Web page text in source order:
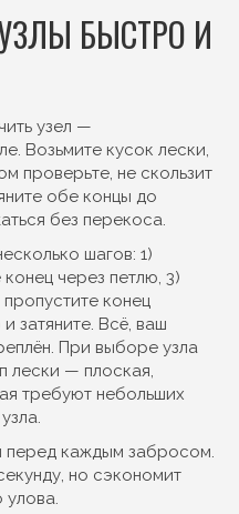
БЫСТРО И
узел —
Возьмите кусок лески,
проверьте, не скользит
обе концы до
без перекоса.
шагов: 1)
через петлю, 3)
конец
затяните. Всё, ваш
При выборе узла
лески — плоская,
требуют небольших
перед каждым забросом.
но сэкономит
улова.